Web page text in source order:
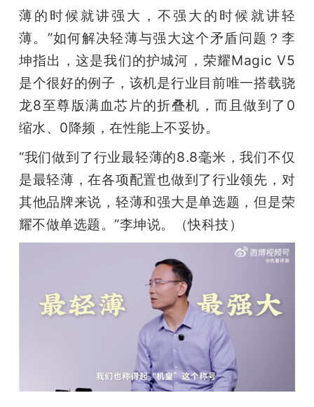
薄的时候就讲强大，不强大的时候就讲轻
薄。”如何解决轻薄与强大这个矛盾问题？李
坤指出，这是我们的护城河，荣耀Magic V5
是个很好的例子，该机是行业目前唯一搭载骁
龙8至尊版满血芯片的折叠机，而且做到了0
缩水、0降频，在性能上不妥协。
“我们做到了行业最轻薄的8.8毫米，我们不仅
是最轻薄，在各项配置也做到了行业领先，对
其他品牌来说，轻薄和强大是单选题，但是荣
耀不做单选题。”李坤说。（快科技）